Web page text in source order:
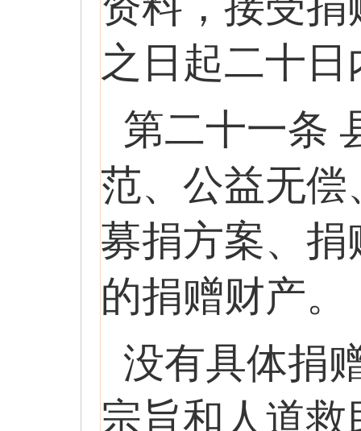
之日起二十
第二十一条
范、公益无
募捐方案、
的捐赠财产。
没有具体捐
宗旨和人道